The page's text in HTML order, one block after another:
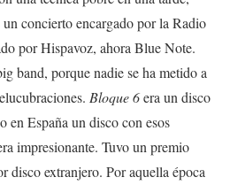
concierto encargado por la Radio
por Hispavoz, ahora Blue Note.
band, porque nadie se ha metido a
Bloque 6era un disco
en España un disco con esos
impresionante. Tuvo un premio
disco extranjero. Por aquella época